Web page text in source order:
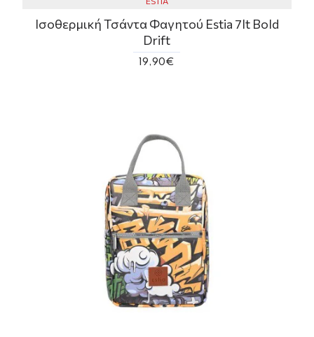
Ισοθερμική Τσάντα Φαγητού Estia 7lt Bold
Drift
19,90€